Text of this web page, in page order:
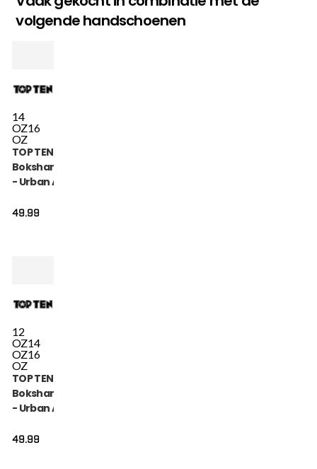
volgende handschoenen
14
OZ16
OZ
TOP TEN
Bokshandschoen
- Urban Arts -
49.99
12
OZ14
OZ16
OZ
TOP TEN
Bokshandschoen
- Urban Arts -
49.99